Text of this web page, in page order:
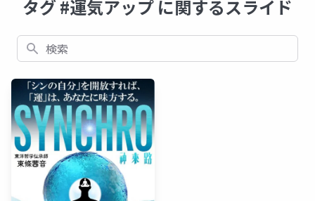
タグ #運気アップ に関するスライド
検索